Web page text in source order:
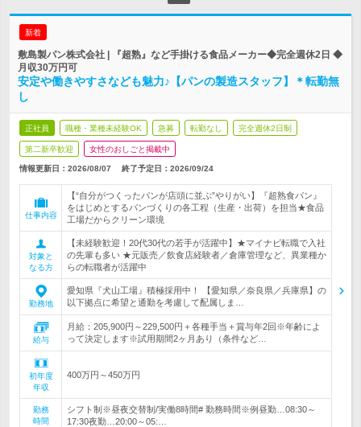
新着
敷島製パン株式会社 | 『超熟』など手掛ける食品メーカー◆完全週休2日 ◆
月収30万円可
安定や働きやすさなども魅力♪【パンの製造スタッフ】＊転勤無
し
正社員 職種・業種未経験OK 急募 転勤なし 完全週休2日制
第二新卒歓迎 女性のおしごと掲載中
情報更新日：2026/08/07 終了予定日： 2026/09/24
仕事内容
【“自分がつくったパンが店頭に並ぶ”やりがい】『超熟食パン』
をはじめとするパンづくりの各工程（生産・出荷）を担当★食品
工場だからクリーン環境
対象と
なる方
【未経験歓迎！20代30代の若手が活躍中】★マイナビ転職で入社
の先輩も多い ★元販売／飲食店経験者／倉庫管理など、異業種か
らの転職者が活躍中
勤務地
愛知県『犬山工場』積極採用中！ 【愛知県／奈良県／兵庫県】の
以下拠点に希望と通勤を考慮して配属しま…
給与
月給：205,900円～229,500円＋各種手当＋賞与年2回※年齢によ
って決定します※試用期間2ヶ月あり（条件など…
初年度
年収
400万円～450万円
勤務
時間
シフト制※昼夜交替制/実働8時間# 勤務時間※例昼勤…08:30～
17:30夜勤…20:00～05:…